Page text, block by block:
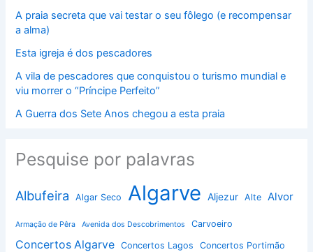
A praia secreta que vai testar o seu fôlego (e recompensar
a alma)
Esta igreja é dos pescadores
A vila de pescadores que conquistou o turismo mundial e
viu morrer o “Príncipe Perfeito”
A Guerra dos Sete Anos chegou a esta praia
Pesquise por palavras
Albufeira Algar Seco Algarve Aljezur Alte Alvor
Armação de Pêra Avenida dos Descobrimentos Carvoeiro
Concertos Algarve Concertos Lagos
Concertos Portimão